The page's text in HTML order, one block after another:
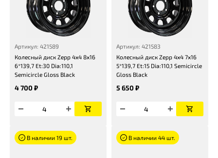
Артикул: 421589
Колесный диск Zepp 4х4 8x16
6*139,7 Et:30 Dia:110,1
Semicircle Gloss Black
4 700 ₽
Артикул: 421583
Колесный диск Zepp 4х4 7x16
5*139,7 Et:15 Dia:110,1 Semicircle
Gloss Black
5 650 ₽
В наличии 19 шт. В наличии 44 шт.